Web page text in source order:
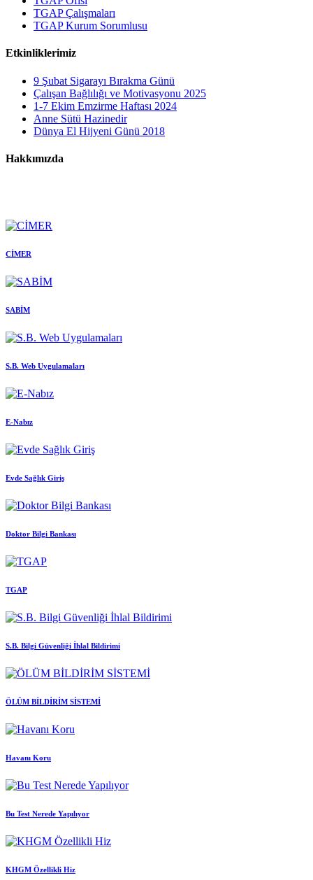
TGAP Çalışmaları
TGAP Kurum Sorumlusu
Etkinliklerimiz
9 Şubat Sigarayı Bırakma Günü
Çalışan Bağlılığı ve Motivasyonu 2025
1-7 Ekim Emzirme Haftası 2024
Anne Sütü Hazinedir
Dünya El Hijyeni Günü 2018
Hakkımızda
CİMER
SABİM
S.B. Web Uygulamaları
E-Nabız
Evde Sağlık Giriş
Doktor Bilgi Bankası
TGAP
S.B. Bilgi Güvenliği İhlal Bildirimi
ÖLÜM BİLDİRİM SİSTEMİ
Havanı Koru
Bu Test Nerede Yapılıyor
KHGM Özellikli Hiz